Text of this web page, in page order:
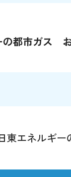
の都市ガス
東エネルギ